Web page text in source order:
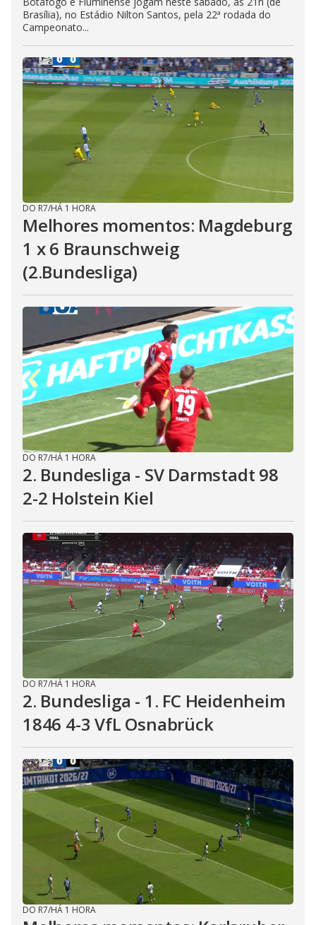
Brasília), no Estádio Nilton Santos, pela 22ª rodada do
Campeonato...
DO R7/HÁ 1 HORA
Melhores momentos: Magdeburg
1 x 6 Braunschweig
(2.Bundesliga)
DO R7/HÁ 1 HORA
2. Bundesliga - SV Darmstadt 98
2-2 Holstein Kiel
DO R7/HÁ 1 HORA
2. Bundesliga - 1. FC Heidenheim
1846 4-3 VfL Osnabrück
DO R7/HÁ 1 HORA